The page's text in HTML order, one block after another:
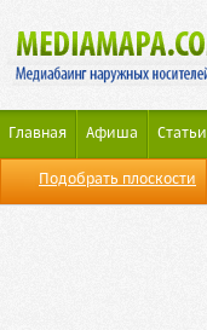
Главная Афиша Статьи
Подобрать плоскости